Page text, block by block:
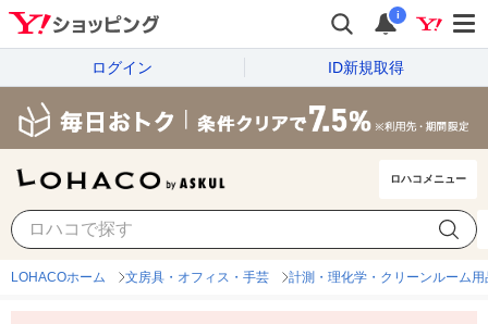
i
ログイン ID新規取得
ロハコメニュー
LOHACOホーム 文房具・オフィス・手芸 計測・理化学・クリーンルーム用